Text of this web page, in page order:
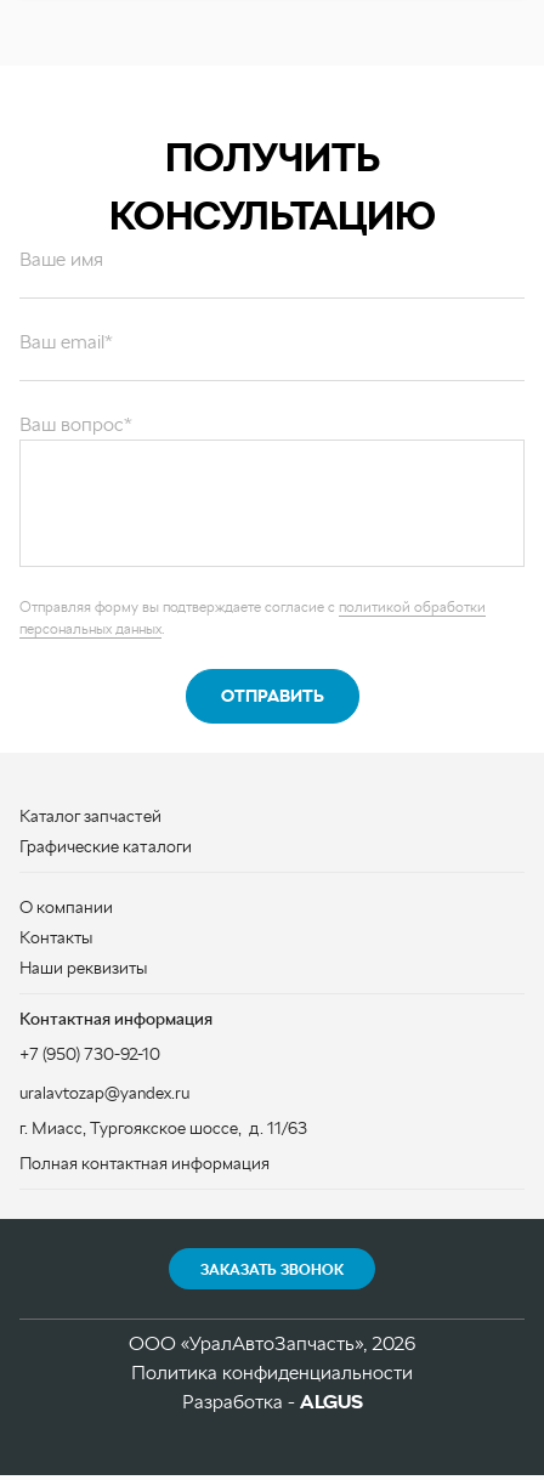
ПОЛУЧИТЬ
КОНСУЛЬТАЦИЮ
Ваше имя
персональных данных
Каталог запчастей
Контактная информация
+7 (950) 730-92-10
uralavtozap@yandex.ru
г. Миасс, Тургоякское шоссе, д. 11/63
Полная контактная информация
Политика конфиденциальности